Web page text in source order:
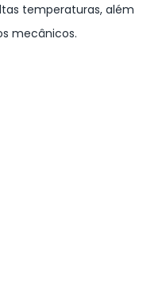
temperaturas, além
mecânicos.